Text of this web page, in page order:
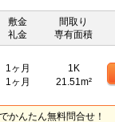
敷金
礼金
間取り
専有面積
1ヶ月
1ヶ月
1K
21.51m²
かんたん無料問合せ！